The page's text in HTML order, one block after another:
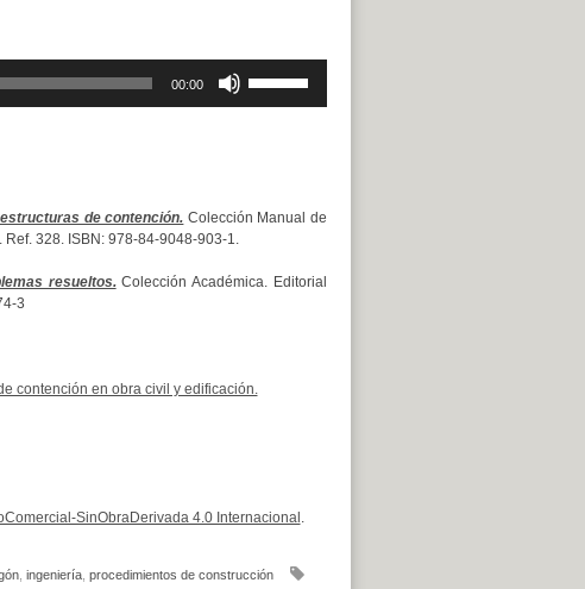
00:00
las
teclas
aumentar
el
de contención. Colección Manual de
328. ISBN: 978-84-9048-903-1.
resueltos.Colección Académica. Editorial
3
contención en obra civil y edificación.
SinObraDerivada 4.0 Internacional .
, ingeniería, procedimientos de construcción